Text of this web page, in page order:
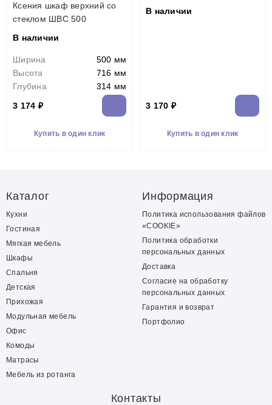
Ксения шкаф верхний со
стеклом ШВС 500
В наличии
Ширина
500 мм
Высота
716 мм
Глубина
314 мм
3 174 ₽
Купить в один клик
В наличии
3 170 ₽
Купить в один клик
Каталог
Кухни
Гостиная
Мягкая мебель
Шкафы
Спальня
Детская
Прихожая
Модульная мебель
Офис
Комоды
Матрасы
Мебель из ротанга
Информация
Политика использования файлов
«COOKIE»
Политика обработки
персональных данных
Доставка
Согласие на обработку
персональных данных
Гарантия и возврат
Портфолио
Контакты